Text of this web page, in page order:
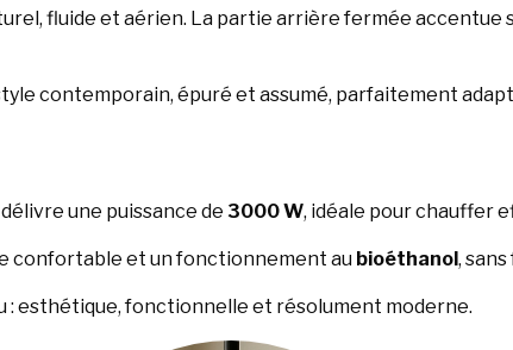
fluide et aérien. La partie arrière fermée accentue
contemporain, épuré et assumé, parfaitement
une puissance de 3000 W, idéale pour chauffer
confortable et un fonctionnement au bioéthanol,
: esthétique, fonctionnelle et résolument moderne.